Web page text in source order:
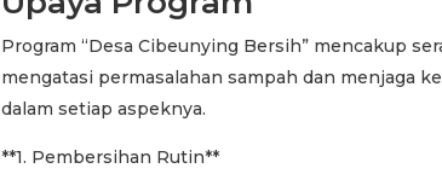
Program “Desa Cibeunying Bersih” mencakup
mengatasi permasalahan sampah dan menjaga
dalam setiap aspeknya.
**1. Pembersihan Rutin**